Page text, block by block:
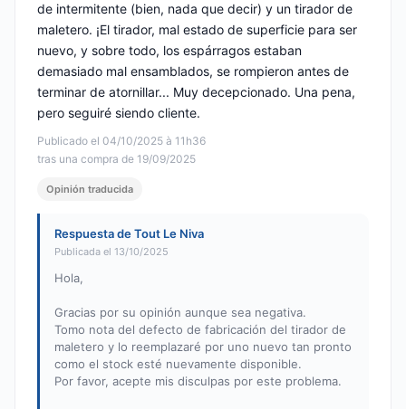
Publicado el 04/10/2025 à 11h36
tras una compra de 19/09/2025
de intermitente (bien, nada que decir) y un tirador de
maletero. ¡El tirador, mal estado de superficie para ser
nuevo, y sobre todo, los espárragos estaban
demasiado mal ensamblados, se rompieron antes de
terminar de atornillar... Muy decepcionado. Una pena,
pero seguiré siendo cliente.
Opinión traducida
Respuesta de Tout Le Niva
Publicada el 13/10/2025
Hola,
Gracias por su opinión aunque sea negativa.
Tomo nota del defecto de fabricación del tirador de
maletero y lo reemplazaré por uno nuevo tan pronto
como el stock esté nuevamente disponible.
Por favor, acepte mis disculpas por este problema.